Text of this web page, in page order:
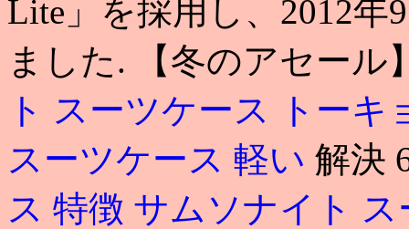
Lite」を採用し、2012年
ました. 【冬のアセール
ト スーツケース トーキ
スーツケース 軽い 解決
ス 特徴 サムソナイト